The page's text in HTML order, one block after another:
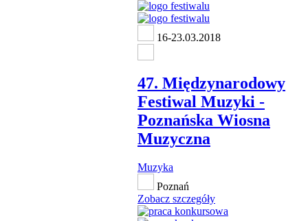
16-23.03.2018
47. Międzynarodowy
Festiwal Muzyki -
Poznańska Wiosna
Muzyczna
Muzyka
Poznań
Zobacz szczegóły